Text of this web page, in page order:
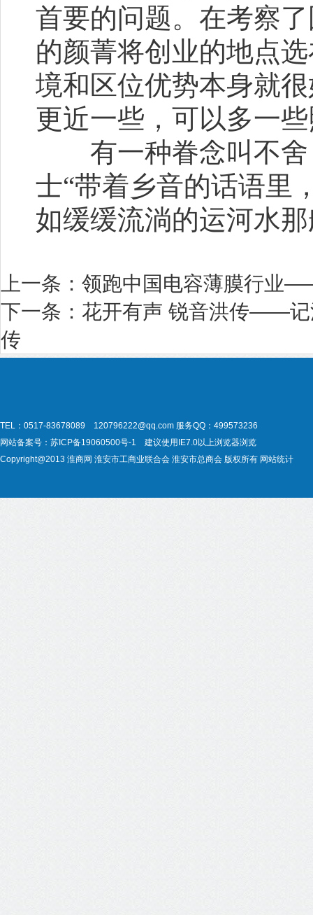
首要的问题。在考察
的颜菁将创业的地点
境和区位优势本身就
更近一些，可以多一
有一种眷念叫不舍
士“带着乡音的话语里
如缓缓流淌的运河水
上一条： 领跑中国电容薄膜行业
下一条： 花开有声 锐音洪传——记
传
TEL：0517-83678089 120796222@qq.com 服务QQ：499573236
网站备案号： 苏ICP备19060500号-1
建议使用IE7.0以上浏览器浏览
Copyright@2013 淮商网 淮安市工商业联合会 淮安市总商会 版权所有 网站统计